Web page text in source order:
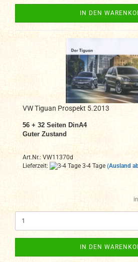
IN DEN
VW Tiguan Prospekt 5.2013
56 + 32 Seiten DinA4
Guter Zustand
Art.Nr.: VW11370d
Lieferzeit:
3-4 Tage (Ausland
IN DEN